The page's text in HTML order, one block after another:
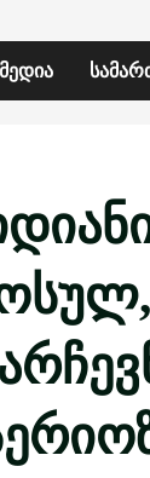
ᲛᲔᲓᲘᲐ